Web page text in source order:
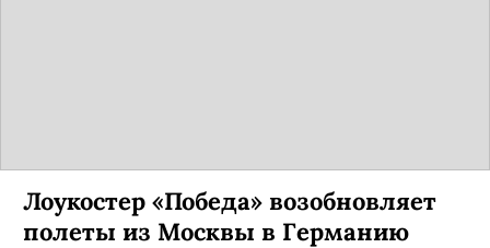
Лоукостер «Победа» возобновляет
полеты из Москвы в Германию